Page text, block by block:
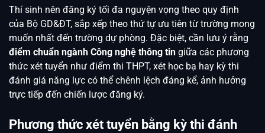
Thí sinh nên đăng ký tối đa nguyện vọng theo quy định
của Bộ GD&ĐT, sắp xếp theo thứ tự ưu tiên từ trường mong
muốn nhất đến trường dự phòng. Đặc biệt, cần lưu ý rằng
điểm chuẩn ngành Công nghệ thông tin giữa các phương
thức xét tuyển như điểm thi THPT, xét học bạ hay kỳ thi
đánh giá năng lực có thể chênh lệch đáng kể, ảnh hưởng
trực tiếp đến chiến lược đăng ký.
Phương thức xét tuyển bằng kỳ thi đánh